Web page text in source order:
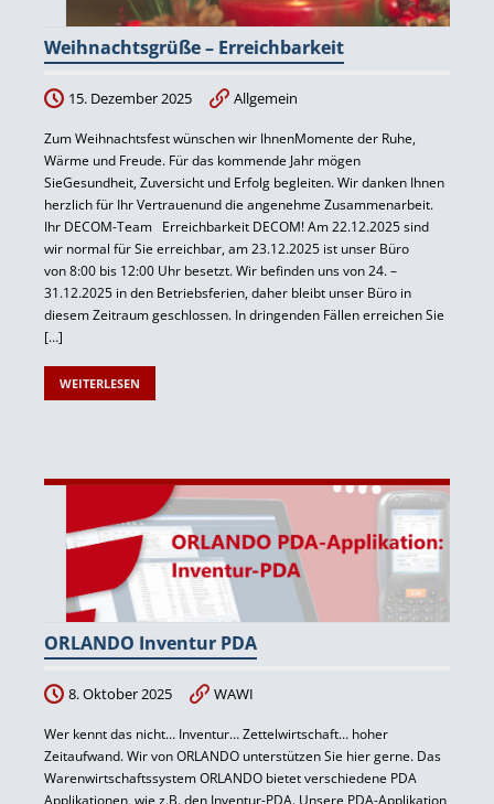
Weihnachtsgrüße – Erreichbarkeit
15. Dezember 2025 Allgemein
Zum Weihnachtsfest wünschen wir IhnenMomente der Ruhe,
Wärme und Freude. Für das kommende Jahr mögen
SieGesundheit, Zuversicht und Erfolg begleiten. Wir danken Ihnen
herzlich für Ihr Vertrauenund die angenehme Zusammenarbeit.
Ihr DECOM-Team Erreichbarkeit DECOM! Am 22.12.2025 sind
wir normal für Sie erreichbar, am 23.12.2025 ist unser Büro
von 8:00 bis 12:00 Uhr besetzt. Wir befinden uns von 24. –
31.12.2025 in den Betriebsferien, daher bleibt unser Büro in
diesem Zeitraum geschlossen. In dringenden Fällen erreichen Sie
[…]
WEITERLESEN
ORLANDO Inventur PDA
8. Oktober 2025 WAWI
Wer kennt das nicht… Inventur… Zettelwirtschaft… hoher
Zeitaufwand. Wir vonORLANDO unterstützen Sie hier gerne. Das
WarenwirtschaftssystemORLANDO bietet verschiedene PDA